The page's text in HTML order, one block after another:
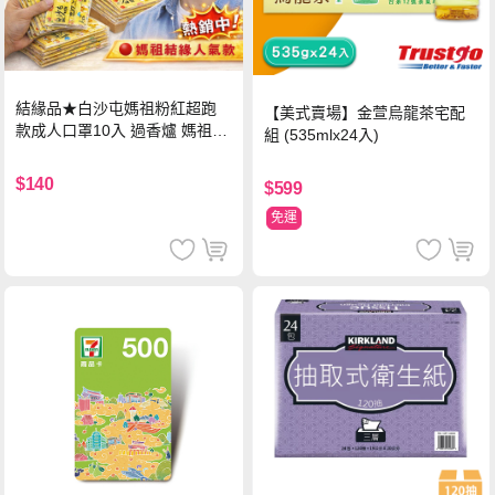
結緣品★白沙屯媽祖粉紅超跑
款成人口罩10入 過香爐 媽祖加
$140
【美式賣場】金萱烏龍茶宅配
組 (535mlx24入)
$599
免運